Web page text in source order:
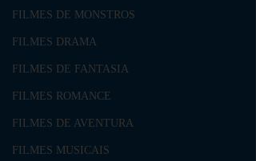
FILMES DE MONSTROS
FILMES DRAMA
FILMES DE FANTASIA
FILMES ROMANCE
FILMES DE AVENTURA
FILMES MUSICAIS